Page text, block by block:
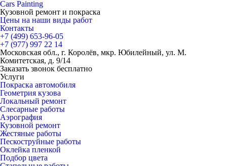
Cars Painting
Кузовной ремонт и покраска
Цены на наши виды работ
Контакты
+7 (499) 653-96-05
+7 (977) 997 22 14
Московская обл., г. Королёв, мкр. Юбилейный, ул. М.
Комитетская, д. 9/14
Заказать звонок бесплатно
Услуги
Покраска автомобиля
Геометрия кузова
Локальный ремонт
Слесарные работы
Аэрография
Кузовной ремонт
Жестяные работы
Пескоструйные работы
Оклейка пленкой
Подбор цвета